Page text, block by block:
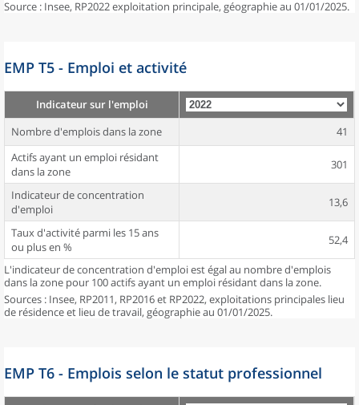
Source : Insee, RP2022 exploitation principale, géographie au 01/01/2025.
EMP T5 - Emploi et activité
Indicateur sur l'emploi
Nombre d'emplois dans la zone
41
Actifs ayant un emploi résidant
dans la zone
301
Indicateur de concentration
d'emploi
13,6
Taux d'activité parmi les 15 ans
ou plus en %
52,4
L'indicateur de concentration d'emploi est égal au nombre d'emplois
dans la zone pour 100 actifs ayant un emploi résidant dans la zone.
Sources : Insee, RP2011, RP2016 et RP2022, exploitations principales lieu
de résidence et lieu de travail, géographie au 01/01/2025.
EMP T6 - Emplois selon le statut professionnel